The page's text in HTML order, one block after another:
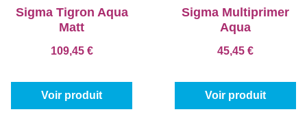
Sigma Tigron Aqua
Matt
109,45 €
Voir produit
Sigma Multiprimer
Aqua
45,45 €
Voir produit